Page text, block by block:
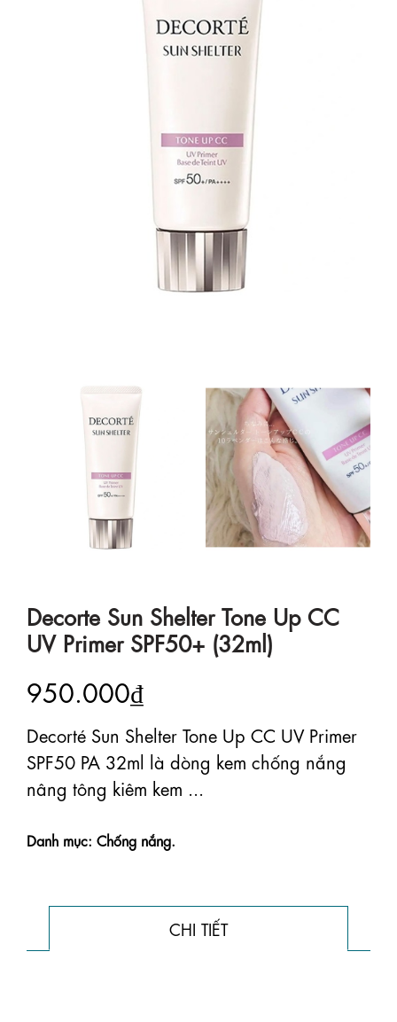
Decorte Sun Shelter Tone Up CC
UV Primer SPF50+ (32ml)
950.000₫
Decorté Sun Shelter Tone Up CC UV Primer
SPF50 PA 32ml là dòng kem chống nắng
nâng tông kiêm kem ...
Danh mục: Chống nắng.
CHI TIẾT